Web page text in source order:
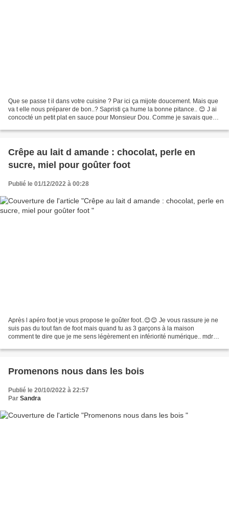
Que se passe t il dans votre cuisine ? Par ici ça mijote doucement. Mais que
va t elle nous préparer de bon..? Sapristi ça hume la bonne pitance.. 😊 J ai
concocté un petit plat en sauce pour Monsieur Dou. Comme je savais que
Crêpe au lait d amande : chocolat, perle en
sucre, miel pour goûter foot
Publié le 01/12/2022 à 00:28
Après l apéro foot je vous propose le goûter foot..😊😊 Je vous rassure je ne
suis pas du tout fan de foot mais quand tu as 3 garçons à la maison
comment te dire que je me sens légèrement en infériorité numérique.. mdr
Promenons nous dans les bois
Publié le 20/10/2022 à 22:57
Par Sandra